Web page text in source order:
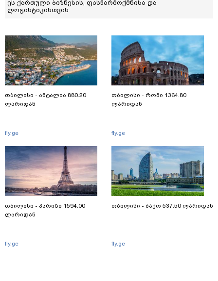
ეს ქართული ბიზნესის, ფასწარმოქმნისა და
ლოგისტიკისთვის
თბილისი - ანტალია 880.20
ლარიდან
fly.ge
თბილისი - პარიზი 1594.00
ლარიდან
fly.ge
თბილისი - რომი 1364.80
ლარიდან
fly.ge
თბილისი - ბაქო 537.50 ლარიდან
fly.ge